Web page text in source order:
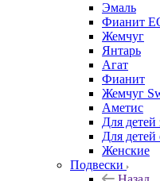
Эмаль
Фианит
Жемчуг
Янтарь
Агат
Фианит
Жемчуг
Аметис
Для детей
Для детей
Женские
Подвески